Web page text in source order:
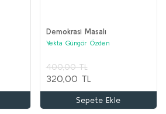
Demokrasi Masalı
Yekta Güngör Özden
400,00 TL
320,00 TL
Sepete Ekle